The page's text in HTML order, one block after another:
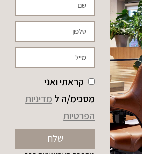
קראתי ואני
מסכימ/ה ל מדיניות
הפרטיות
שלח